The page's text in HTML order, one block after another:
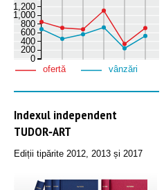
0
200
400
600
800
1,000
1,200
ofertă vânzări
Indexul independent
TUDOR‑ART
Ediții tipărite 2012, 2013 și 2017